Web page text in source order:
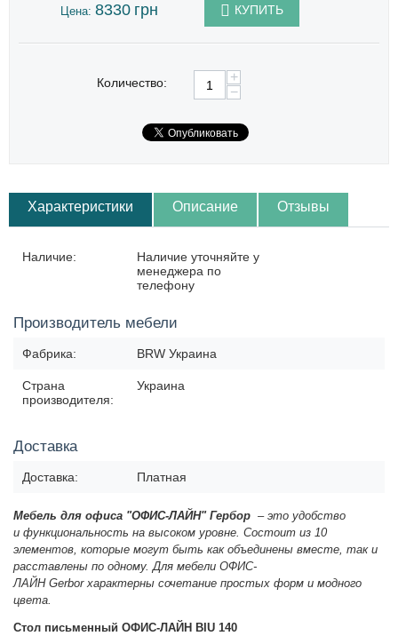
Цена: 8330 грн КУПИТЬ
Количество:
+
−
Характеристики Описание Отзывы
Наличие:
Наличие уточняйте у
менеджера по
телефону
Производитель мебели
Фабрика: BRW Украина
Страна
производителя:
Украина
Доставка
Доставка: Платная
Мебель для офиса "ОФИС-ЛАЙН" Гербор – это удобство
и функциональность на высоком уровне. Состоит из 10
элементов, которые могут быть как объединены вместе, так и
расставлены по одному. Для мебели ОФИС-
ЛАЙН Gerborхарактерны сочетание простых форм и модного
цвета.
Стол письменный ОФИС-ЛАЙН BIU 140